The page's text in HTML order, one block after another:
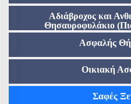
Αδιάβροχος και
Θησαυροφυλάκιο
Ασφαλής
Οικιακή
Σαφές